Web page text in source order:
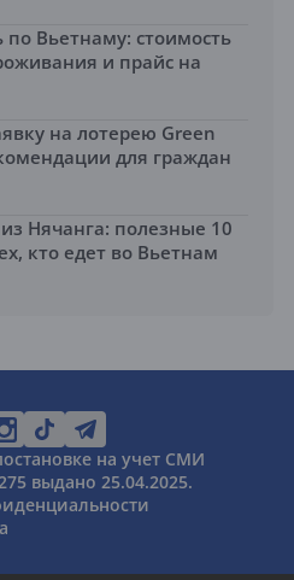
по Вьетнаму: стоимость
и прайс на
на лотерею Green
для граждан
Нячанга: полезные 10
кто едет во Вьетнам
на учет СМИ
выдано 25.04.2025.